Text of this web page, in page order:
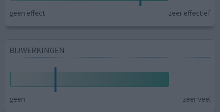
geen effect zeer effectief
BIJWERKINGEN
geen zeer veel